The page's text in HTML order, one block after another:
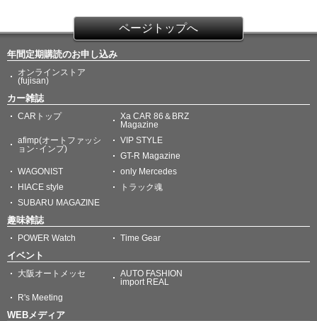
ページトップへ
年間定期購読のお申し込み
オンラインストア
(fujisan)
カー雑誌
CARトップ
Xa CAR 86＆BRZ
Magazine
afimp(オートファッシ
ョン･インプ)
VIP STYLE
GT-R Magazine
WAGONIST
only Mercedes
HIACE style
トラック魂
SUBARU MAGAZINE
趣味雑誌
POWER Watch Time Gear
イベント
大阪オートメッセ
AUTO FASHION
import REAL
R's Meeting
WEBメディア